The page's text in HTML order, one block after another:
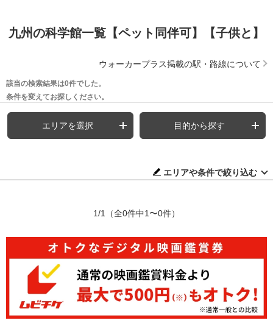
九州の科学館一覧【ペット同伴可】【子供と】
ウォーカープラス掲載の駅・路線について
該当の検索結果は0件でした。
条件を変えてお探しください。
エリアを選択 目的から探す
エリアや条件で絞り込む
1/1 （全0件中1〜0件）